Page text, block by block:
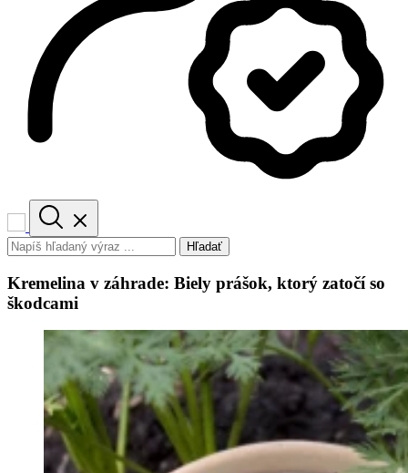
Hľadať
Kremelina v záhrade: Biely prášok, ktorý zatočí so
škodcami